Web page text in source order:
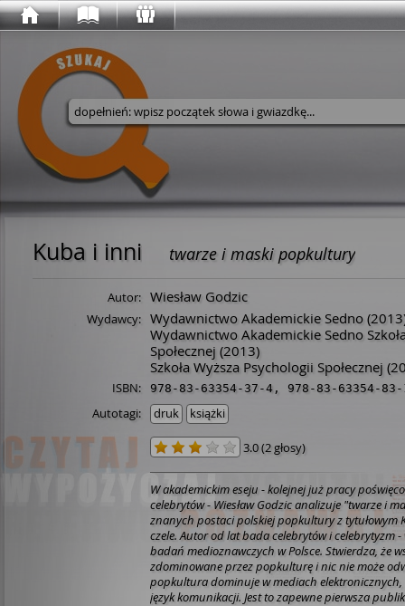
Wyszukaj w serwisie
Kuba i inni twarze i maski popkultury
Autor: Wiesław Godzic
Wydawcy: Wydawnictwo Akademickie Sedno
Wydawnictwo Akademickie Sedno
Społecznej (2013)
Szkoła Wyższa Psychologii Społecznej
ISBN: 978-83-63354-37-4 , 978-83-63354-83-
Autotagi: druk książki
3.0(2 głosy)
W akademickim eseju - kolejnej już pracy
celebrytów - Wiesław Godzic analizuje "twarze i
znanych postaci polskiej popkultury z tytułowym
czele. Autor od lat bada celebrytów i celebrytyzm
badań medioznawczych w Polsce. Stwierdza, że
zdominowane przez popkulturę i nic nie może
popkultura dominuje w mediach elektronicznych,
język komunikacji. Jest to zapewne pierwsza